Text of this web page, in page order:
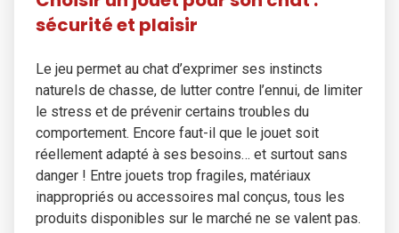
sécurité et plaisir
Le jeu permet au chat d’exprimer ses instincts
naturels de chasse, de lutter contre l’ennui, de limiter
le stress et de prévenir certains troubles du
comportement. Encore faut-il que le jouet soit
réellement adapté à ses besoins… et surtout sans
danger ! Entre jouets trop fragiles, matériaux
inappropriés ou accessoires mal conçus, tous les
produits disponibles sur le marché ne se valent pas.